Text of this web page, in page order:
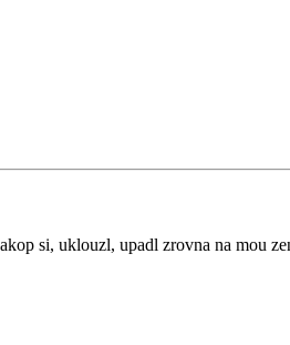
si, uklouzl, upadl zrovna na mou